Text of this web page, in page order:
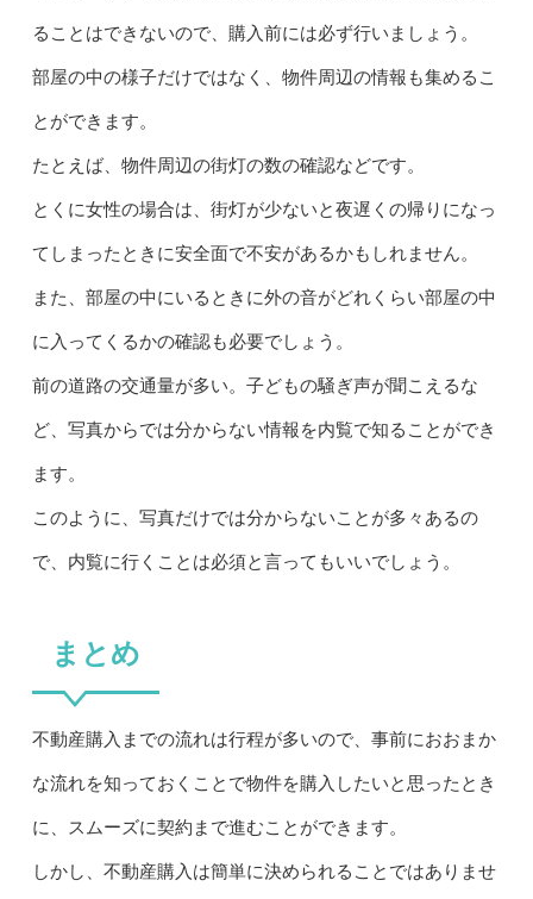
ることはできないので、購入前には必ず行いましょう。
部屋の中の様子だけではなく、物件周辺の情報も集めるこ
とができます。
たとえば、物件周辺の街灯の数の確認などです。
とくに女性の場合は、街灯が少ないと夜遅くの帰りになっ
てしまったときに安全面で不安があるかもしれません。
また、部屋の中にいるときに外の音がどれくらい部屋の中
に入ってくるかの確認も必要でしょう。
前の道路の交通量が多い。子どもの騒ぎ声が聞こえるな
ど、写真からでは分からない情報を内覧で知ることができ
ます。
このように、写真だけでは分からないことが多々あるの
で、内覧に行くことは必須と言ってもいいでしょう。
まとめ
不動産購入までの流れは行程が多いので、事前におおまか
な流れを知っておくことで物件を購入したいと思ったとき
に、スムーズに契約まで進むことができます。
しかし、不動産購入は簡単に決められることではありませ